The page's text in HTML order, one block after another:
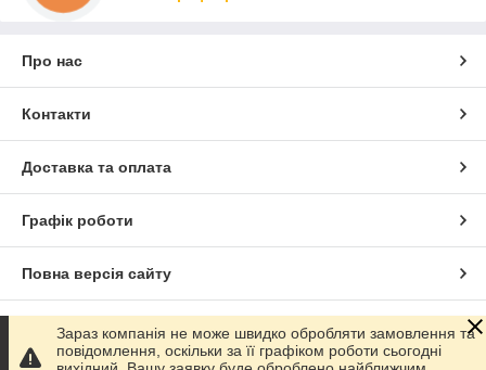
Про нас
Контакти
Доставка та оплата
Графік роботи
Повна версія сайту
Сайт створено на маркетплейсі Prom.ua
Зараз компанія не може швидко обробляти замовлення та
повідомлення, оскільки за її графіком роботи сьогодні